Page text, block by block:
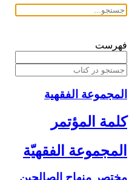
فهرست
المجموعة الفقهیة
كلمة المؤتمر
المجموعة الفقهيّة